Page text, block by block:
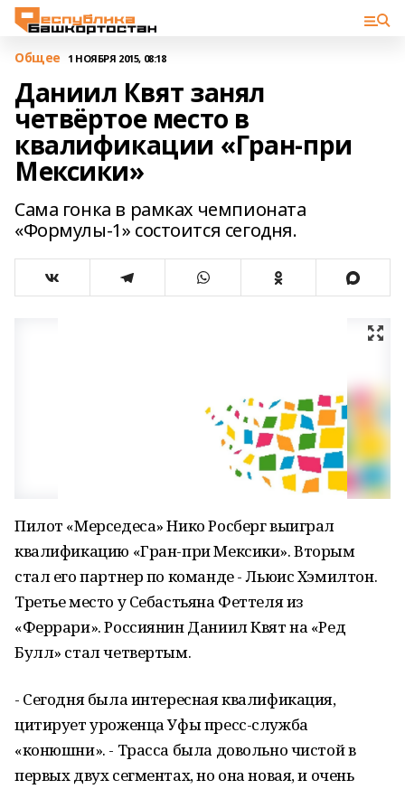
Общее 1 НОЯБРЯ 2015, 08:18
Даниил Квят занял
четвёртое место в
квалификации «Гран-при
Мексики»
Сама гонка в рамках чемпионата
«Формулы-1» состоится сегодня.
Пилот «Мерседеса» Нико Росберг выиграл
квалификацию «Гран-при Мексики». Вторым
стал его партнер по команде - Льюис Хэмилтон.
Третье место у Себастьяна Феттеля из
«Феррари». Россиянин Даниил Квят на «Ред
Булл» стал четвертым.
- Сегодня была интересная квалификация,
цитирует уроженца Уфы пресс-служба
«конюшни». - Трасса была довольно чистой в
первых двух сегментах, но она новая, и очень